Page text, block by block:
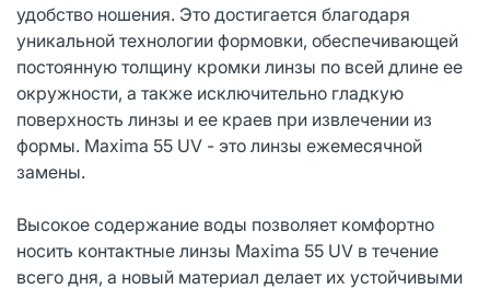
удобство ношения. Это достигается благодаря
уникальной технологии формовки, обеспечивающей
постоянную толщину кромки линзы по всей длине ее
окружности, а также исключительно гладкую
поверхность линзы и ее краев при извлечении из
формы. Maxima 55 UV - это линзы ежемесячной
замены.
Высокое содержание воды позволяет комфортно
носить контактные линзы Maxima 55 UV в течение
всего дня, а новый материал делает их устойчивыми